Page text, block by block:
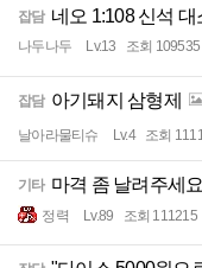
잡담 네오 1:108 신석
나두나두 Lv.13 조회 109535
잡담 아기돼지 삼형제
날아라물티슈 Lv.4 조회
기타 마격 좀 날려주세
정력 Lv.89 조회 111215